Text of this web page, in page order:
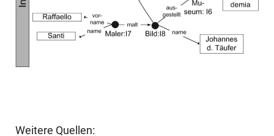
Weitere Quellen: